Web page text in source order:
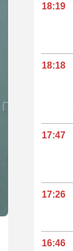
18:19
18:18
17:47
17:26
16:46